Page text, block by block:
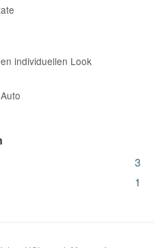
individuellen Look
3
1